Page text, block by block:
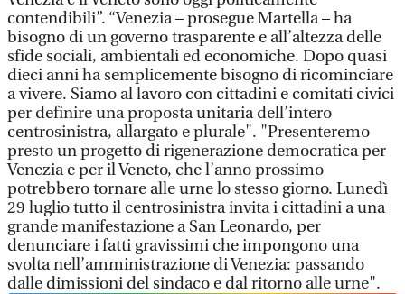
contendibili”. “Venezia – prosegue Martella – ha
bisogno di un governo trasparente e all’altezza delle
sfide sociali, ambientali ed economiche. Dopo quasi
dieci anni ha semplicemente bisogno di ricominciare
a vivere. Siamo al lavoro con cittadini e comitati civici
per definire una proposta unitaria dell’intero
centrosinistra, allargato e plurale". "Presenteremo
presto un progetto di rigenerazione democratica per
Venezia e per il Veneto, che l’anno prossimo
potrebbero tornare alle urne lo stesso giorno. Lunedì
29 luglio tutto il centrosinistra invita i cittadini a una
grande manifestazione a San Leonardo, per
denunciare i fatti gravissimi che impongono una
svolta nell’amministrazione di Venezia: passando
dalle dimissioni del sindaco e dal ritorno alle urne".